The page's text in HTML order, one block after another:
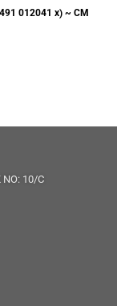
012041 x) ~ CM
NO: 10/C